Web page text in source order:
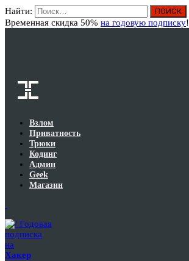
Найти:
Временная скидка 50% на годовую подписку!
Взлом
Приватность
Трюки
Кодинг
Админ
Geek
Магазин
Годовая
подписка
на
Хакер